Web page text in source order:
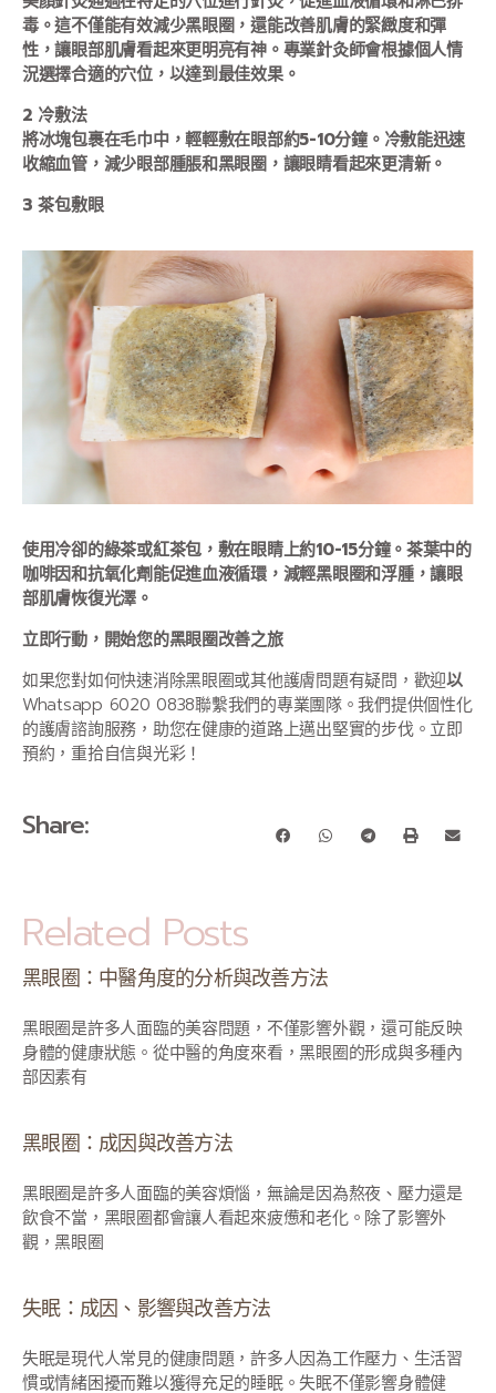
毒。這不僅能有效減少黑眼圈，還能改善肌膚的緊緻度和彈
性，讓眼部肌膚看起來更明亮有神。專業針灸師會根據個人情
況選擇合適的穴位，以達到最佳效果。
2 冷敷法
將冰塊包裹在毛巾中，輕輕敷在眼部約5-10分鐘。冷敷能迅速
收縮血管，減少眼部腫脹和黑眼圈，讓眼睛看起來更清新。
3茶包敷眼
使用冷卻的綠茶或紅茶包，敷在眼睛上約10-15分鐘。茶葉中的
咖啡因和抗氧化劑能促進血液循環，減輕黑眼圈和浮腫，讓眼
部肌膚恢復光澤。
立即行動，開始您的黑眼圈改善之旅
如果您對如何快速消除黑眼圈或其他護膚問題有疑問，歡迎以
Whatsapp 6020 0838聯繫我們的專業團隊。我們提供個性化
的護膚諮詢服務，助您在健康的道路上邁出堅實的步伐。立即
預約，重拾自信與光彩！
Share:
Related Posts
黑眼圈：中醫角度的分析與改善方法
黑眼圈是許多人面臨的美容問題，不僅影響外觀，還可能反映
身體的健康狀態。從中醫的角度來看，黑眼圈的形成與多種內
部因素有
黑眼圈：成因與改善方法
黑眼圈是許多人面臨的美容煩惱，無論是因為熬夜、壓力還是
飲食不當，黑眼圈都會讓人看起來疲憊和老化。除了影響外
觀，黑眼圈
失眠：成因、影響與改善方法
失眠是現代人常見的健康問題，許多人因為工作壓力、生活習
慣或情緒困擾而難以獲得充足的睡眠。失眠不僅影響身體健